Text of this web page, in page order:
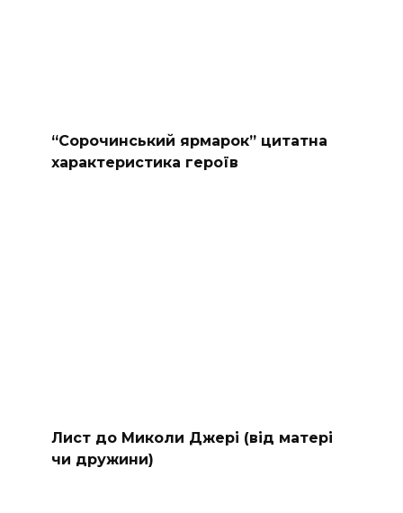
“Сорочинський ярмарок” цитатна
характеристика героїв
Лист до Миколи Джері (від матері
чи дружини)